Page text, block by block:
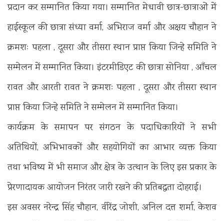
प्रदान कर सम्मानित किया गया। सम्मानित मेधावी छात्र-छात्राओं में
हाईस्कूल की छात्रा संध्या वर्मा, अभिराज वर्मा और अक्षय चौहान ने
क्रमशः पहला , दूसरा और तीसरा स्थान प्राप्त किया जिन्हे समिति ने
सम्मेलन में सम्मानित किया। इंटरमीडिएट की छात्रा सोनिया , आँचल
रावत और आरती रावत ने क्रमशः पहला , दूसरा और तीसरा स्थान
प्राप्त किया जिन्हे समिति ने सम्मेलन में सम्मानित किया।
कार्यक्रम के समापन पर संगठन के पदाधिकारियों ने सभी
अतिथियों, अभिभावकों और सहयोगियों का आभार व्यक्त किया
तथा भविष्य में भी समाज और क्षेत्र के उत्थान के लिए इस प्रकार के
प्रेरणादायक आयोजन निरंतर जारी रखने की प्रतिबद्धता दोहराई।
इस अवसर नरेन्द्र सिंह चौहान, वीरेंद्र जोशी, अनिल दत्त शर्मा, केशव